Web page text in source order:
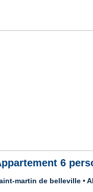
6
martin de belleville •